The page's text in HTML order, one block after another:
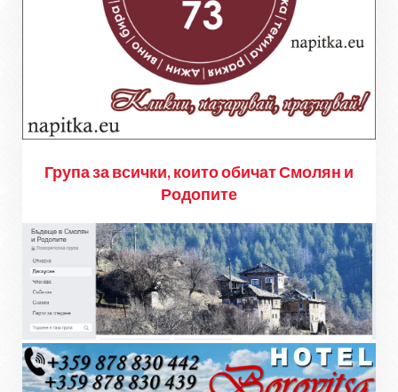
Група за всички, които обичат Смолян и
Родопите